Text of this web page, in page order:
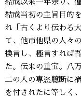
結成以来一年余り、
結成当初の主旨目的
れ「古くより伝わる
て、他市他県の人々
換言し、極言すれば
た。伝来の重宝。八
二の人の専恣臆断に
を付されたに等しく